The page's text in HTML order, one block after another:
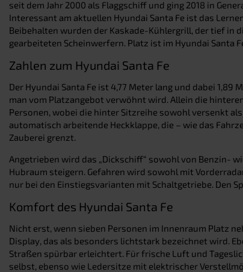
seit dem Jahr 2000 als Flaggschiff und ging 2018 in
Interessant am aktuellen Hyundai Santa Fe ist das
Beibehalten wurden der Kaskade-Kühlergrill, der tief in
gearbeiteten Scheinwerfern. Platz ist im Hyundai Santa
Zahlen zum Hyundai Santa Fe
Der Hyundai Santa Fe ist 4,77 Meter lang und dabei
man vom Platzangebot verwöhnt wird. Allein die
Personen, wobei die hinter Sitzreihe sowohl versenkt
automatisch arbeitende Heckklappe, die – wie das
Zauberei grenzt.
Angetrieben wird das „Dickschiff“ sowohl von Benzin-
Hubraum steigern. Gefahren wird sowohl mit
nur bei den Einstiegsvarianten mit Schaltgetriebe. Den
Komfort des Hyundai Santa Fe
Nicht erst, wenn sieben Personen im Innenraum Platz
Display, das als besonders lichtstark bezeichnet wird.
Straßen spürbar erleichtert. Für frische Luft und
selbst, ebenso wie Ledersitze mit elektrischer